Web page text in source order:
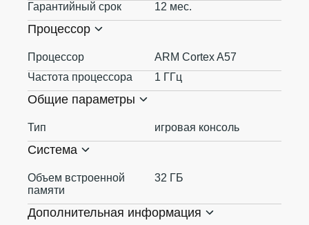
Гарантийный срок
12 мес.
Процессор
Процессор
ARM Cortex A57
Частота процессора
1 ГГц
Общие параметры
Тип игровая консоль
Система
Объем встроенной
памяти
32 ГБ
Дополнительная информация